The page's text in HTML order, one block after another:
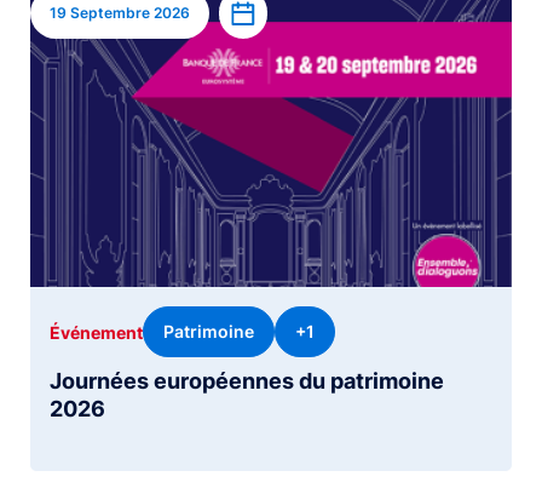
19 Septembre 2026 Ajouter à l’agenda
Journées européennes du patrimoine
2026
Événement Patrimoine +1